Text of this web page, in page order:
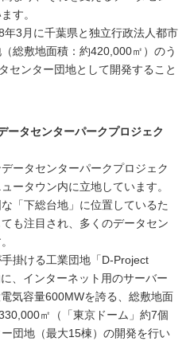
す。
3月に千葉県と独立行政法人都市
総敷地面積：約420,000㎡）のう
センター団地として開発すること
ータセンターパークプロジェク
ータセンターパークプロジェク
ータウン内に立地しています。
「下総台地」に位置しているた
も注目され、多くのデータセン
掛ける工業団地「D-Project
、インターネット用のサーバー
気容量600MWを誇る、総敷地面
㎡（「東京ドーム」約7個
団地（最大15棟）の開発を行い